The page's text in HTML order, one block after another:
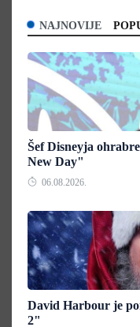
NAJNOVIJE
Šef Disneyja
New Day"
06.08.2026.
David Harbour je
2"